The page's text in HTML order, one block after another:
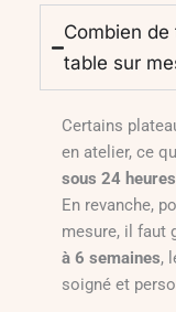
Combien
table sur
Certains
en atelier, ce
sous 24 heures
En revanche,
mesure, il faut
à 6 semaines,
soigné et